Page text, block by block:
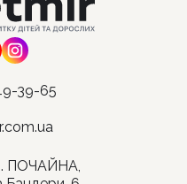
39-65
ПОЧАЙНА,